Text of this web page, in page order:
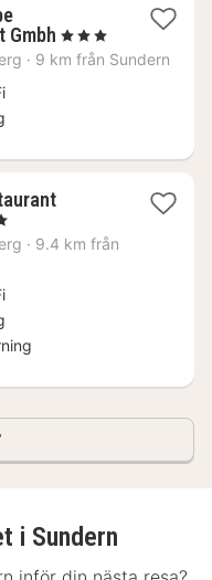
Gmbh 1
natt
, 3 Stjärnor
· 9 km från Sundern
· 9.4 km från
i Sundern